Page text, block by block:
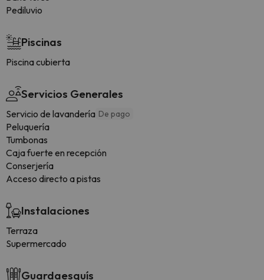
Pediluvio
Piscinas
Piscina cubierta
Servicios Generales
Servicio de lavandería De pago
Peluquería
Tumbonas
Caja fuerte en recepción
Conserjería
Acceso directo a pistas
Instalaciones
Terraza
Supermercado
Guardaesquís